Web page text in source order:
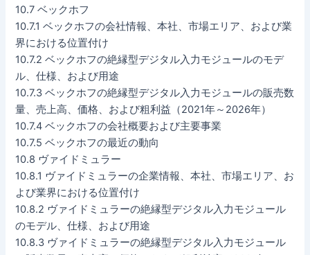
10.7 ベックホフ
10.7.1 ベックホフの会社情報、本社、市場エリア、および業
界における位置付け
10.7.2 ベックホフの絶縁型デジタル入力モジュールのモデ
ル、仕様、および用途
10.7.3 ベックホフの絶縁型デジタル入力モジュールの販売数
量、売上高、価格、および粗利益（2021年～2026年）
10.7.4 ベックホフの会社概要および主要事業
10.7.5 ベックホフの最近の動向
10.8 ヴァイドミュラー
10.8.1 ヴァイドミュラーの企業情報、本社、市場エリア、お
よび業界における位置付け
10.8.2 ヴァイドミュラーの絶縁型デジタル入力モジュール
のモデル、仕様、および用途
10.8.3 ヴァイドミュラーの絶縁型デジタル入力モジュール